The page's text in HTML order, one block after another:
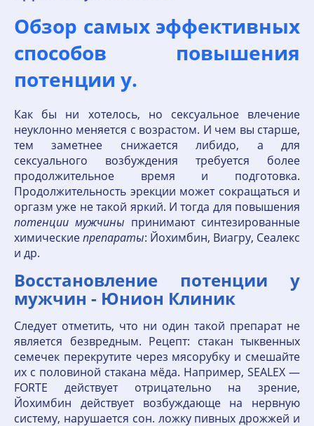
Обзор самых эффективных
способов повышения
потенции у.
Как бы ни хотелось, но сексуальное влечение
неуклонно меняется с возрастом. И чем вы старше,
тем заметнее снижается либидо, а для
сексуального возбуждения требуется более
продолжительное время и подготовка.
Продолжительность эрекции может сокращаться и
оргазм уже не такой яркий. И тогда для повышения
потенции мужчины принимают синтезированные
химическиепрепараты: Йохимбин, Виагру, Сеалекс
и др.
Восстановление потенции у
мужчин - Юнион Клиник
Следует отметить, что ни один такой препарат не
является безвредным. Рецепт: стакан тыквенных
семечек перекрутите через мясорубку и смешайте
их с половиной стакана мёда. Например, SEALEX —
FORTE действует отрицательно на зрение,
Йохимбин действует возбуждающе на нервную
систему, нарушается сон. ложку пивных дрожжей и